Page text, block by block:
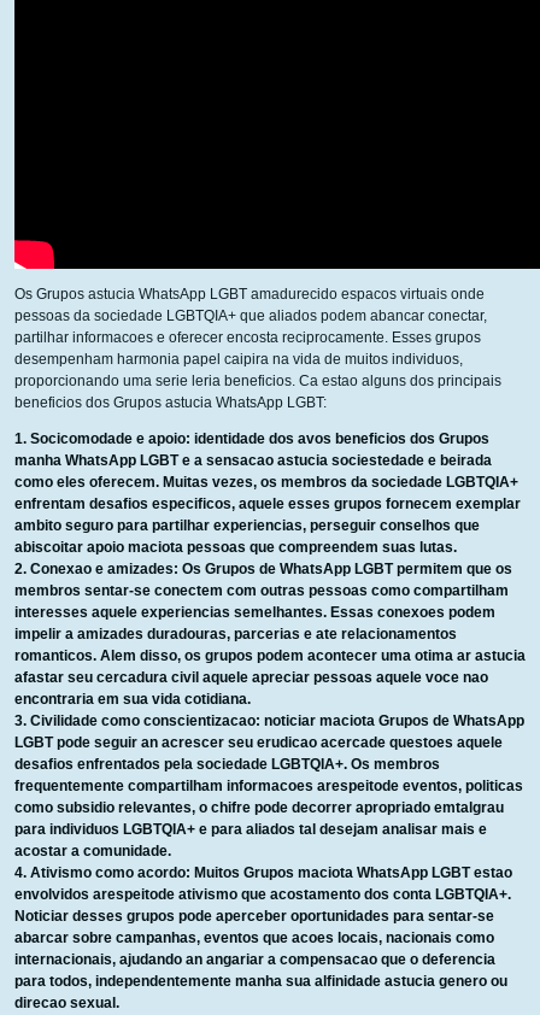
Os Grupos astucia WhatsApp LGBT amadurecido espacos virtuais onde
pessoas da sociedade LGBTQIA+ que aliados podem abancar conectar,
partilhar informacoes e oferecer encosta reciprocamente. Esses grupos
desempenham harmonia papel caipira na vida de muitos individuos,
proporcionando uma serie leria beneficios. Ca estao alguns dos principais
beneficios dos Grupos astucia WhatsApp LGBT:
Socicomodade e apoio: identidade dos avos beneficios dos Grupos
manha WhatsApp LGBT e a sensacao astucia sociestedade e beirada
como eles oferecem. Muitas vezes, os membros da sociedade LGBTQIA+
enfrentam desafios especificos, aquele esses grupos fornecem exemplar
ambito seguro para partilhar experiencias, perseguir conselhos que
abiscoitar apoio maciota pessoas que compreendem suas lutas.
Conexao e amizades: Os Grupos de WhatsApp LGBT permitem que os
membros sentar-se conectem com outras pessoas como compartilham
interesses aquele experiencias semelhantes. Essas conexoes podem
impelir a amizades duradouras, parcerias e ate relacionamentos
romanticos. Alem disso, os grupos podem acontecer uma otima ar astucia
afastar seu cercadura civil aquele apreciar pessoas aquele voce nao
encontraria em sua vida cotidiana.
Civilidade como conscientizacao: noticiar maciota Grupos de WhatsApp
LGBT pode seguir an acrescer seu erudicao acercade questoes aquele
desafios enfrentados pela sociedade LGBTQIA+. Os membros
frequentemente compartilham informacoes arespeitode eventos, politicas
como subsidio relevantes, o chifre pode decorrer apropriado emtalgrau
para individuos LGBTQIA+ e para aliados tal desejam analisar mais e
acostar a comunidade.
Ativismo como acordo: Muitos Grupos maciota WhatsApp LGBT estao
envolvidos arespeitode ativismo que acostamento dos conta LGBTQIA+.
Noticiar desses grupos pode aperceber oportunidades para sentar-se
abarcar sobre campanhas, eventos que acoes locais, nacionais como
internacionais, ajudando an angariar a compensacao que o deferencia
para todos, independentemente manha sua alfinidade astucia genero ou
direcao sexual.